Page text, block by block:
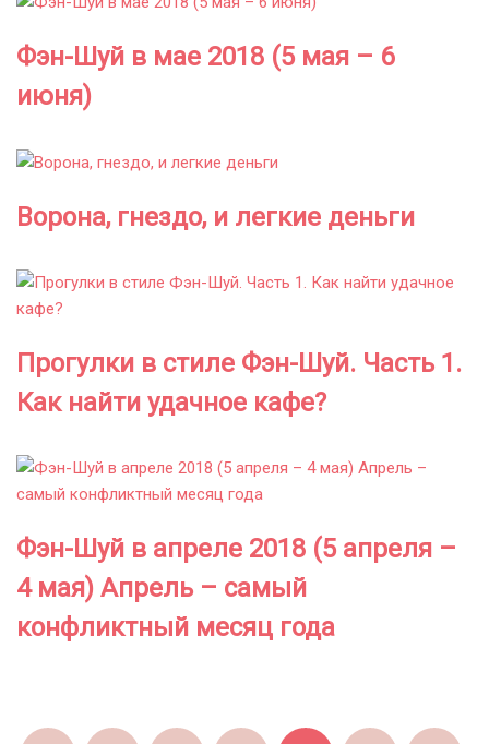
Фэн-Шуй в мае 2018 (5 мая – 6
июня)
Ворона, гнездо, и легкие деньги
Прогулки в стиле Фэн-Шуй. Часть 1.
Как найти удачное кафе?
Фэн-Шуй в апреле 2018 (5 апреля –
4 мая) Апрель – самый
конфликтный месяц года